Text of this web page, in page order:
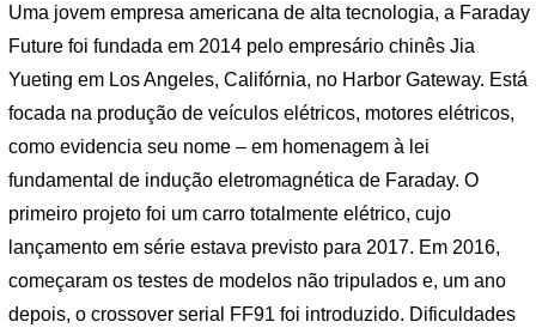
Uma jovem empresa americana de alta tecnologia, a Faraday
Future foi fundada em 2014 pelo empresário chinês Jia
Yueting em Los Angeles, Califórnia, no Harbor Gateway. Está
focada na produção de veículos elétricos, motores elétricos,
como evidencia seu nome – em homenagem à lei
fundamental de indução eletromagnética de Faraday. O
primeiro projeto foi um carro totalmente elétrico, cujo
lançamento em série estava previsto para 2017. Em 2016,
começaram os testes de modelos não tripulados e, um ano
depois, o crossover serial FF91 foi introduzido. Dificuldades